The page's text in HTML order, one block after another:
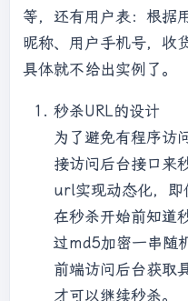
等，还有用户表：根据
昵称、用户手机号，收
具体就不给出实例了。
秒杀URL的设计
为了避免有程序访
接访问后台接口来
url实现动态化，即
在秒杀开始前知道
过md5加密一串随
前端访问后台获取
才可以继续秒杀。